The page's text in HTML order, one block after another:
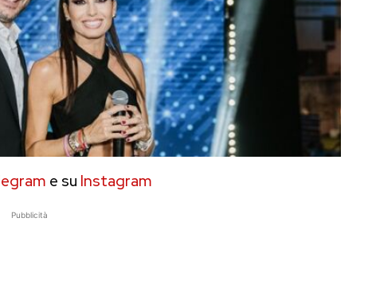
e su Instagram
Pubblicità